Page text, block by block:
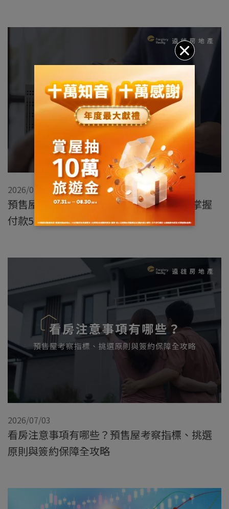
2026/07/03
預售屋付款方式有哪些？要準備多少錢？掌握
付款5階段與注意事項
2026/07/03
看房注意事項有哪些？預售屋考察指標、挑選
原則與簽約保障全攻略